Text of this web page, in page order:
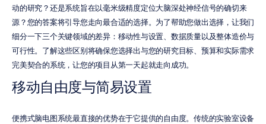
动的研究？还是系统旨在以毫米级精度定位大脑深处神经信号的确切来
源？您的答案将引导您走向最合适的选择。为了帮助您做出选择，让我们
细分一下三个关键领域的差异：移动性与设置、数据质量以及整体造价与
可行性。了解这些区别将确保您选择出与您的研究目标、预算和实际需求
完美契合的系统，让您的项目从第一天起就走向成功。
移动自由度与简易设置
便携式脑电图系统最直接的优势在于它提供的自由度。传统的实验室设备